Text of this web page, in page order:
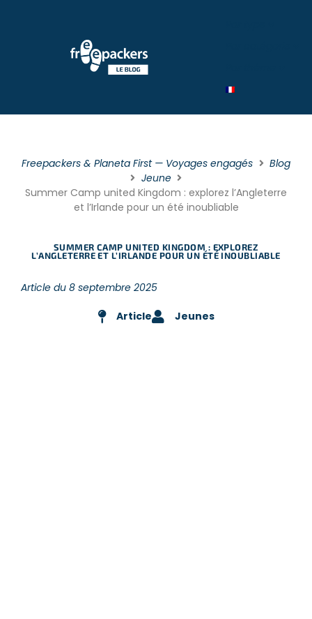
Freepackers & Planeta First — Voyages engagés
Blog
Jeune
Summer Camp united Kingdom : explorez l’Angleterre
et l’Irlande pour un été inoubliable
SUMMER CAMP UNITED KINGDOM : EXPLOREZ
L’ANGLETERRE ET L’IRLANDE POUR UN ÉTÉ INOUBLIABLE
Article du 8 septembre 2025
Article Jeunes